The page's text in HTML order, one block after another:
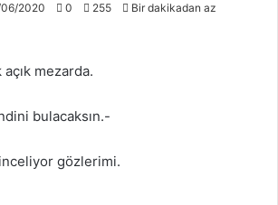
2020 0 255 Bir dakikadan az
mezarda.
bulacaksın.-
gözlerimi.